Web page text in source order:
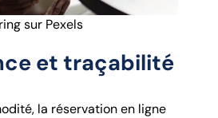
sur Pexels
et traçabilité
la réservation en ligne